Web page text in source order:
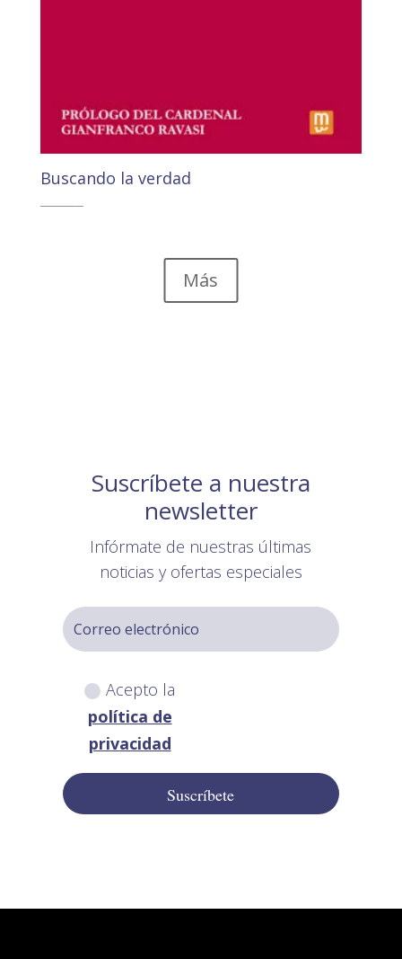
Buscando la verdad
22,00€
Más
Suscríbete a nuestra
newsletter
Infórmate de nuestras últimas
noticias y ofertas especiales
Acepto la
política de
privacidad
Suscríbete